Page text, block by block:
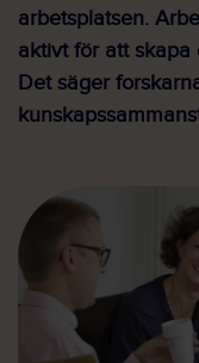
arbetsplatsen.
aktivt för att skapa
Det säger